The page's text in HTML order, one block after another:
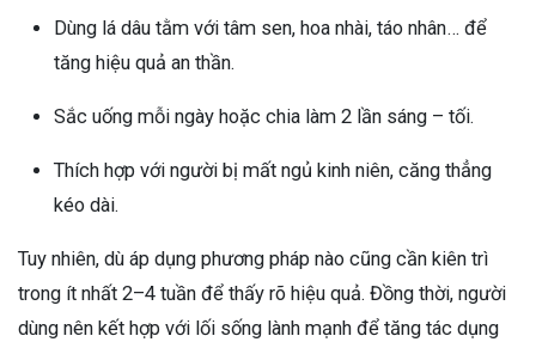
Dùng lá dâu tằm với tâm sen, hoa nhài, táo nhân… để
tăng hiệu quả an thần.
Sắc uống mỗi ngày hoặc chia làm 2 lần sáng – tối.
Thích hợp với người bị mất ngủ kinh niên, căng thẳng
kéo dài.
Tuy nhiên, dù áp dụng phương pháp nào cũng cần kiên trì
trong ít nhất 2–4 tuần để thấy rõ hiệu quả. Đồng thời, người
dùng nên kết hợp với lối sống lành mạnh để tăng tác dụng